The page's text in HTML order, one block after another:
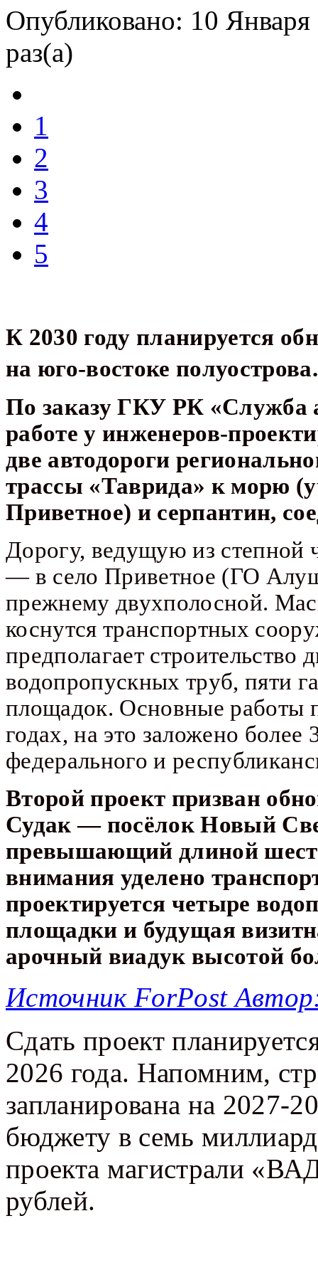
Опубликовано: 10
раз(а)
1
2
3
4
5
К 2030 году планируется
на юго-востоке полуострова.
По заказу ГКУ РК «Служба
работе у инженеров-
две автодороги
трассы «Таврида» к морю
Приветное) и серпантин,
Дорогу, ведущую из степной
— в село Приветное (ГО
прежнему двухполосной.
коснутся транспортных
предполагает строительство
водопропускных труб, пяти
площадок. Основные работы
годах, на это заложено
федерального и
Второй проект призван
Судак — посёлок Новый
превышающий длиной
внимания уделено
проектируется четыре
площадки и будущая
арочный виадук высотой
Источник ForPost
Сдать проект
2026 года. Напомним,
запланирована на 2027-
бюджету в семь
проекта магистрали
рублей.